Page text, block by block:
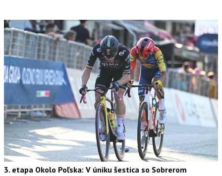
3. etapa Okolo Poľska: V úniku šestica so Sobrerom